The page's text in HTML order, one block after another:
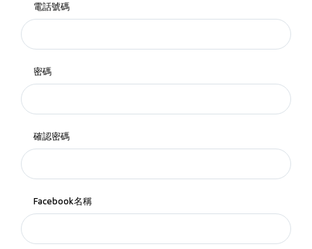
電話號碼
密碼
確認密碼
Facebook名稱